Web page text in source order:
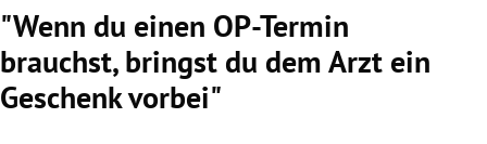
Untermenü
Untermenü
"Wenn du einen OP-Termin
brauchst, bringst du dem Arzt ein
Geschenk vorbei"